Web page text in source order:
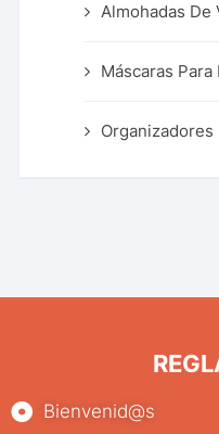
Almohadas De
Máscaras
Organizadores
Bienvenid@s